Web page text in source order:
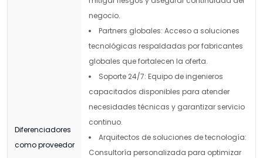
Diferenciadores
como proveedor
negocio.
Partners globales: Acceso a soluciones
tecnológicas respaldadas por fabricantes
globales que fortalecen la oferta.
Soporte 24/7: Equipo de ingenieros
capacitados disponibles para atender
necesidades técnicas y garantizar servicio
continuo.
Arquitectos de soluciones de tecnología:
Consultoría personalizada para optimizar